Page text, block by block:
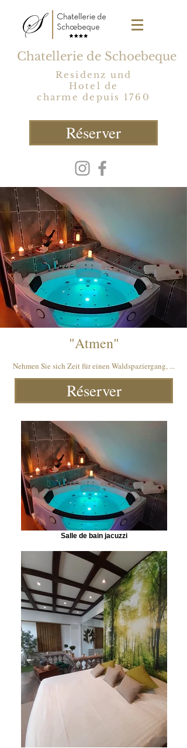
Chatellerie de Schoebeque
Residenz und
Hotel de
charme depuis 1760
Réserver
"Atmen"
Nehmen Sie sich Zeit für einen Waldspaziergang, ...
Réserver
Salle de bain jacuzzi